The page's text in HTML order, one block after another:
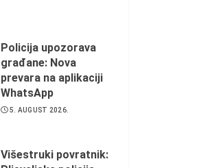
Policija upozorava
građane: Nova
prevara na aplikaciji
WhatsApp
5. AUGUST 2026.
Višestruki povratnik: